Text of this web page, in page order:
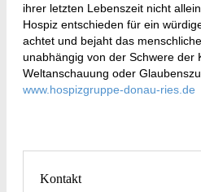
ihrer letzten Lebenszeit nicht
Hospiz entschieden für ein
achtet und bejaht das
unabhängig von der Schwere der
Weltanschauung oder
www.hospizgruppe-donau-ries.de
Kontakt